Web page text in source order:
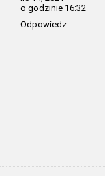
o godzinie 16:32
Odpowiedz